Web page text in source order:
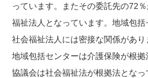
っています。またその委託先の72
福祉法人となっています。地域包括
社会福祉法人には密接な関係があり
地域包括センターは介護保険が根
協議会は社会福祉法が根拠法となっ